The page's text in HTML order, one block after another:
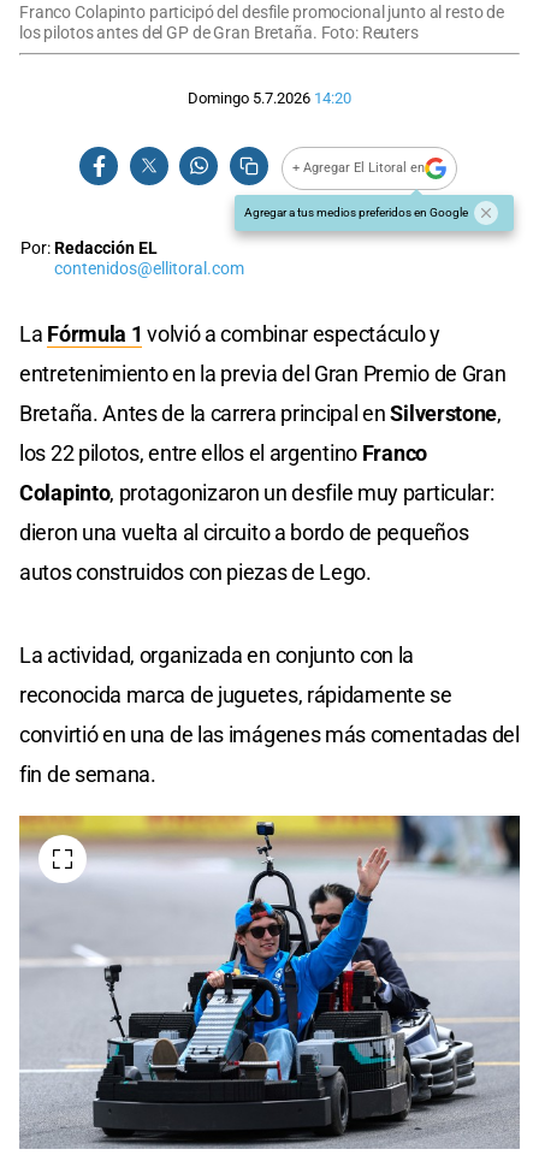
Franco Colapinto participó del desfile promocional junto al resto de
los pilotos antes del GP de Gran Bretaña. Foto: Reuters
Domingo 5.7.2026 14:20
+ Agregar El Litoral en
Agregar a tus medios preferidos en Google
Por:Redacción EL
contenidos@ellitoral.com
La Fórmula 1 volvió a combinar espectáculo y
entretenimiento en la previa del Gran Premio de Gran
Bretaña. Antes de la carrera principal enSilverstone,
los 22 pilotos, entre ellos el argentino Franco
Colapinto, protagonizaron un desfile muy particular:
dieron una vuelta al circuito a bordo de pequeños
autos construidos con piezas de Lego.
La actividad, organizada en conjunto con la
reconocida marca de juguetes, rápidamente se
convirtió en una de las imágenes más comentadas del
fin de semana.